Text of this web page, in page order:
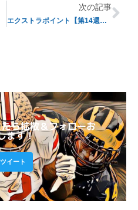
次の記事
エクストラポイント【第14週目】
ら拡散＆フォローお
ます！
ツイート